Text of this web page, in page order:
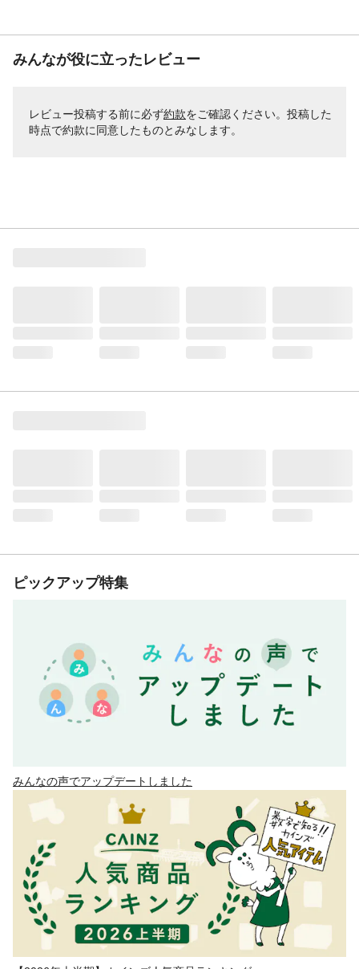
みんなが役に立ったレビュー
レビュー投稿する前に必ず約款をご確認ください。投稿した
時点で約款に同意したものとみなします。
ピックアップ特集
みんなの声でアップデートしました